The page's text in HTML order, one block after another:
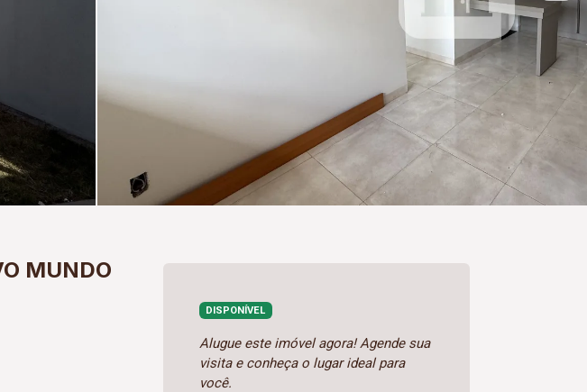
MUNDO
DISPONÍVEL
Alugue este imóvel agora! Agende sua
visita e conheça o lugar ideal para
você.